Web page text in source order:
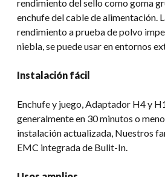
rendimiento del sello como goma
enchufe del cable de alimentación.
rendimiento a prueba de polvo
niebla, se puede usar en entornos
Instalación fácil
Enchufe y juego, Adaptador H4 y
generalmente en 30 minutos o
instalación actualizada, Nuestros
EMC integrada de Bulit-In.